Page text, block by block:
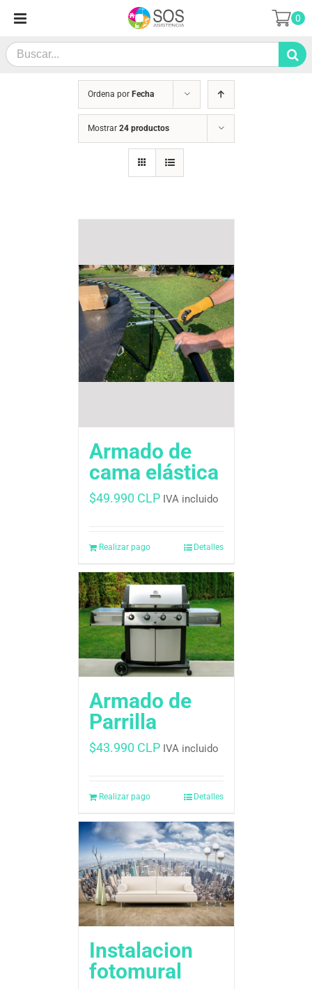
contenido
Search
for:
0
Ordena por Fecha
Mostrar 24 productos
Armado de
cama elástica
$49.990 CLP IVA incluido
Realizar pago Detalles
Armado de
Parrilla
$43.990 CLP IVA incluido
Realizar pago Detalles
Instalacion
fotomural